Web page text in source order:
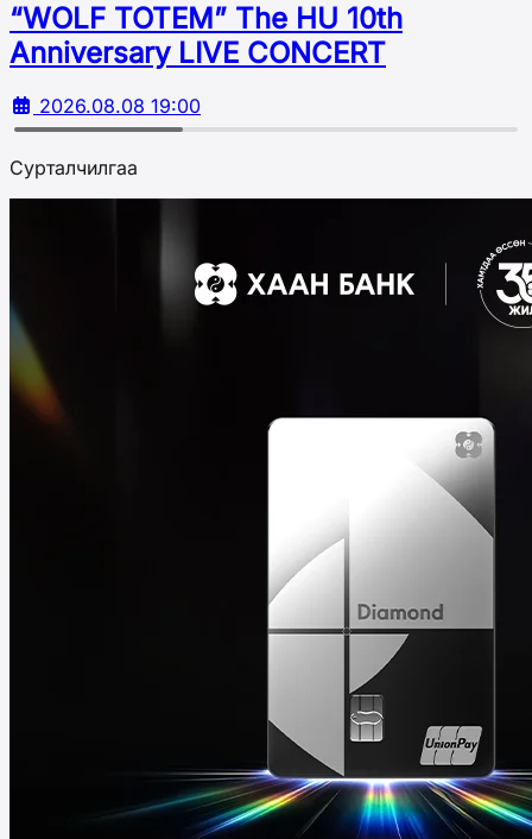
“WOLF TOTEM” The HU 10th
Аnniversary LIVE CONCERT
2026.08.08 19:00
Сурталчилгаа